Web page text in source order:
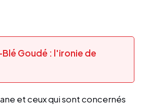
Goudé : l'ironie de
et ceux qui sont concernés